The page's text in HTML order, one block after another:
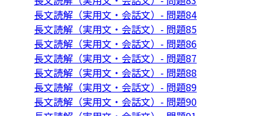
長文読解（実用文・会話文）- 問題84
長文読解（実用文・会話文）- 問題85
長文読解（実用文・会話文）- 問題86
長文読解（実用文・会話文）- 問題87
長文読解（実用文・会話文）- 問題88
長文読解（実用文・会話文）- 問題89
長文読解（実用文・会話文）- 問題90